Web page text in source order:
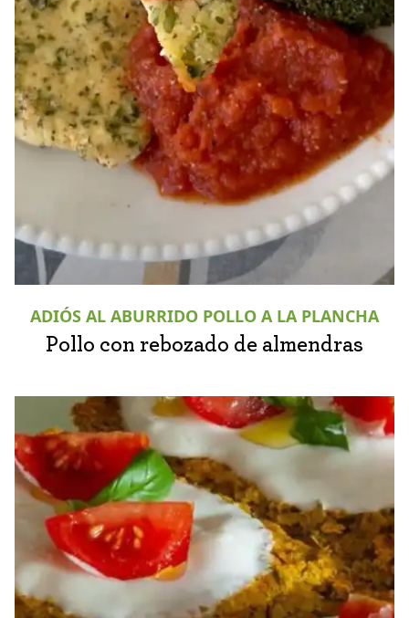
ADIÓS AL ABURRIDO POLLO A LA PLANCHA
Pollo con rebozado de almendras